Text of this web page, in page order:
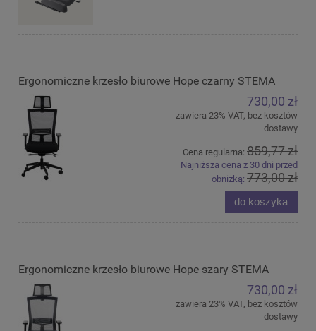
Ergonomiczne krzesło biurowe Hope czarny STEMA
730,00 zł
zawiera 23% VAT, bez kosztów
dostawy
Cena regularna: 859,77 zł
Najniższa cena z 30 dni przed
obniżką: 773,00 zł
do koszyka
Ergonomiczne krzesło biurowe Hope szary STEMA
730,00 zł
zawiera 23% VAT, bez kosztów
dostawy